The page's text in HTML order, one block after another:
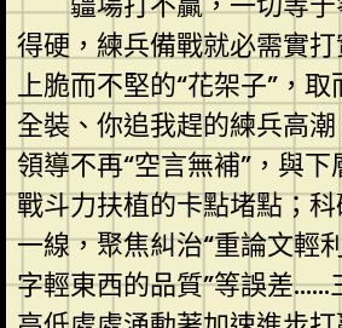
得硬，練兵備戰就必需實
上脆而不堅的“花架子”，
全裝、你追我趕的練兵高
領導不再“空言無補”，與
戰斗力扶植的卡點堵點；
一線，聚焦糾治“重論文輕
字輕東西的品質”等誤差……